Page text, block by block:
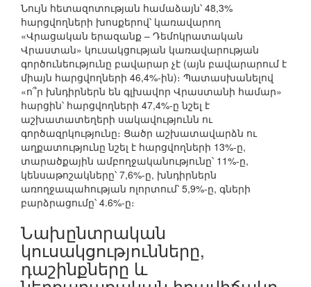
Նույն հետազոտության համաձայն՝ 48,3%
հարցվողների խոսքերով՝ կառավարող
«Վրացական երազանք – Դեմոկրատական
Վրաստան» կուսակցության կառավարության
գործունեությունը բավարար չէ (այն բավարարում է
միայն հարցվողների 46,4%-ին)։ Պատասխանելով
«ո՞ր խնդիրներն են գլխավոր Վրաստանի համար»
հարցին՝ հարցվողների 47,4%-ը նշել է
աշխատատեղերի սակավությունն ու
գործազրկությունը։ Ցածր աշխատավարձն ու
աղքատությունը նշել է հարցվողների 13%-ը,
տարածքային ամբողջականությունը՝ 11%-ը,
կենսաթոշակները՝ 7,6%-ը, խնդիրներն
առողջապահության ոլորտում՝ 5,9%-ը, գների
բարձրացումը՝ 4.6%-ը։
Նախընտրական
կուսակցությունները,
դաշինքները և